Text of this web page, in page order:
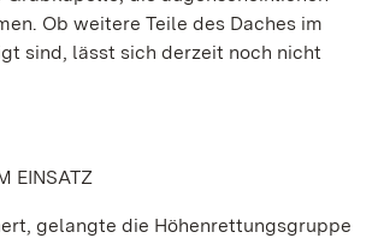
Ob weitere Teile des Daches im
sind, lässt sich derzeit noch nicht
EINSATZ
gelangte die Höhenrettungsgruppe